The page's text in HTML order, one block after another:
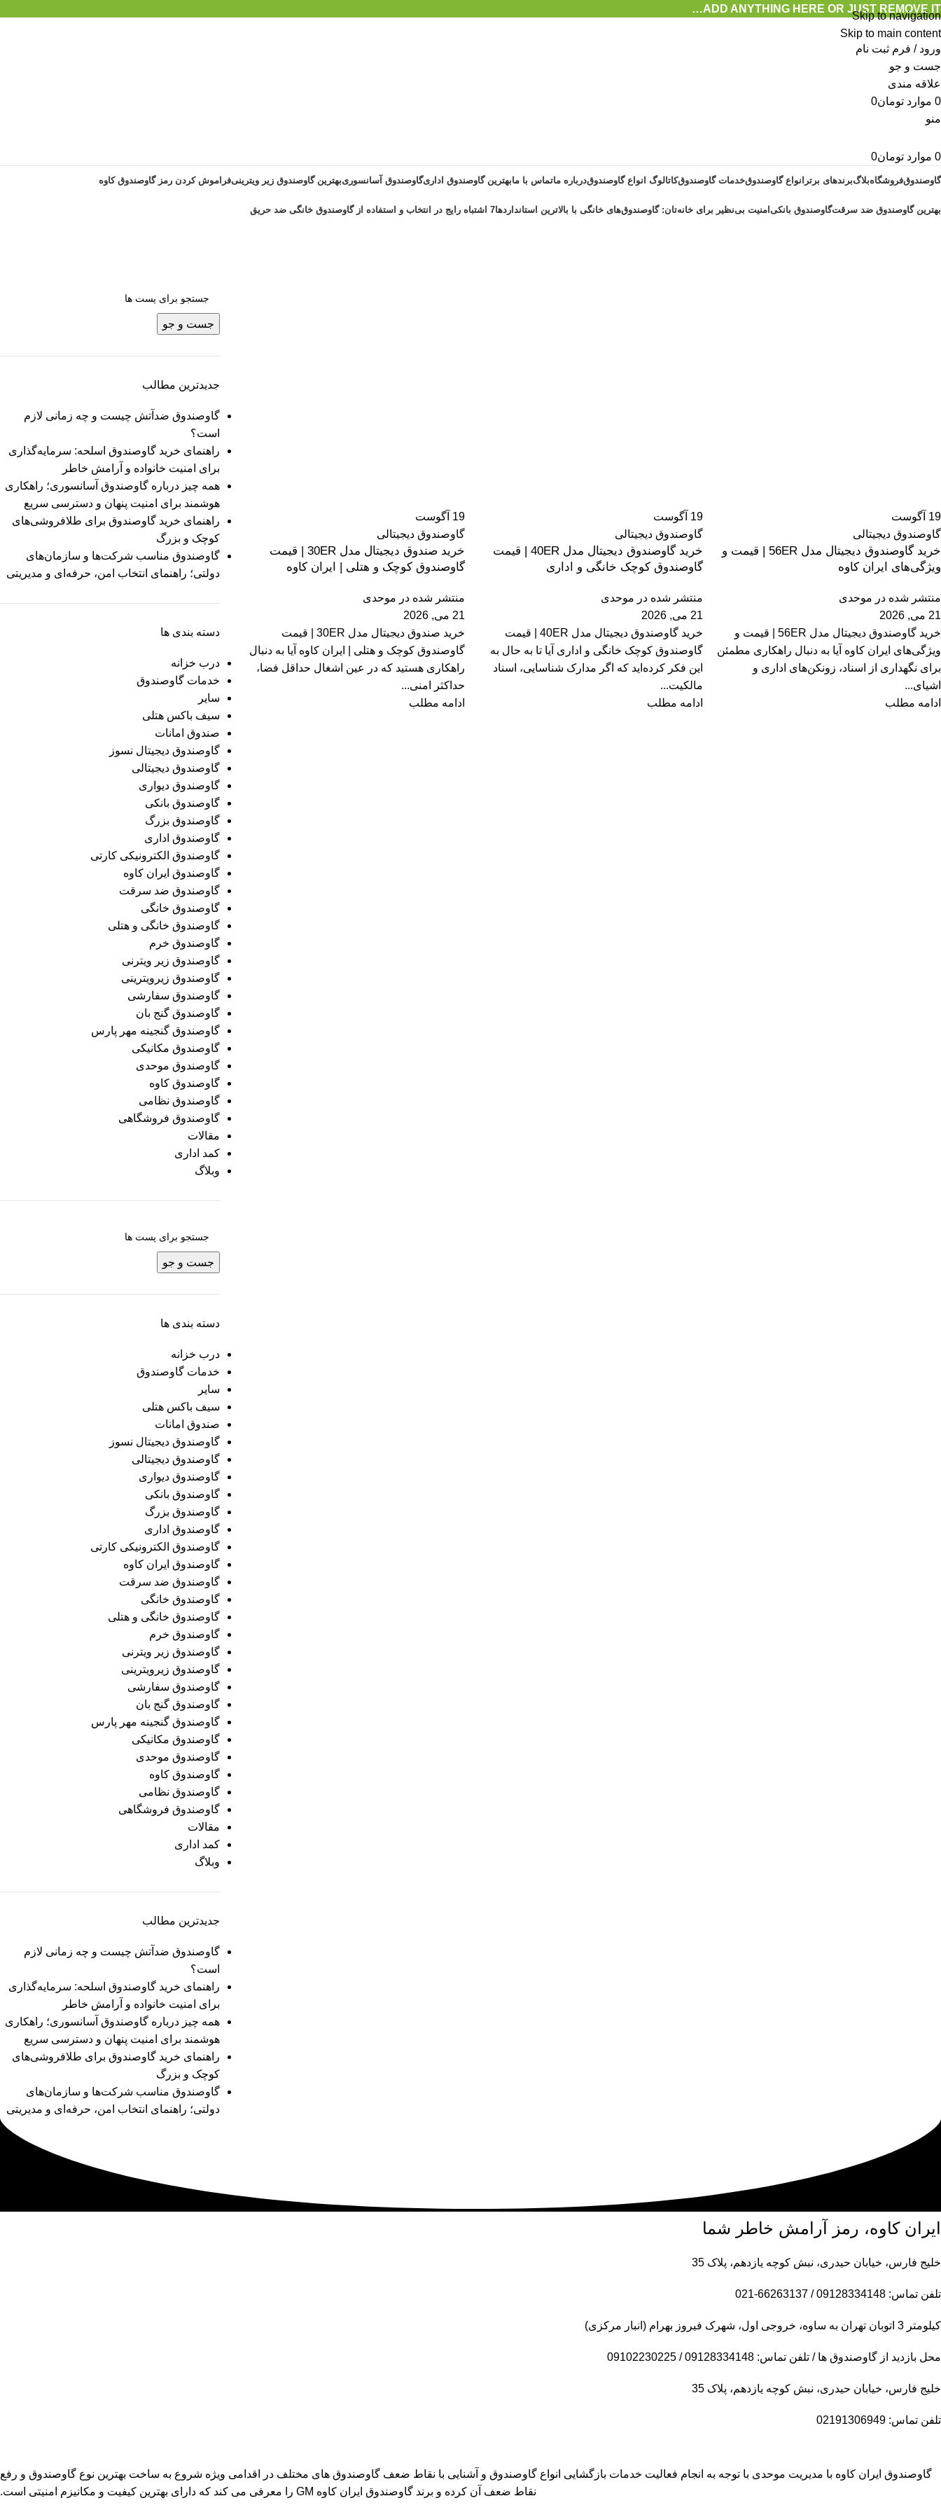
Skip to navigation
Skip to main content
ADD ANYTHING HERE OR JUST REMOVE IT…
ورود / فرم ثبت نام
جست و جو
علاقه مندی
0 موارد تومان0
منو
0 موارد تومان0
گاوصندوقفروشگاهبلاگبرندهای برتر انواع گاوصندوقخدمات گاوصندوقکاتالوگ انواع گاوصندوقدرباره ماتماس با مابهترین گاوصندوق اداریگاوصندوق آسانسوریبهترین گاوصندوق زیر ویترینیفراموش کردن رمز گاوصندوق کاوه
بهترین گاوصندوق ضد سرقتگاوصندوق بانکیامنیت بی‌نظیر برای خانه‌تان: گاوصندوق‌های خانگی با بالاترین استانداردها7 اشتباه رایج در انتخاب و استفاده از گاوصندوق خانگی ضد حریق
19 آگوست
گاوصندوق دیجیتالی
خرید گاوصندوق دیجیتال مدل 56ER | قیمت و
ویژگی‌های ایران کاوه
منتشر شده در موحدی
21 می, 2026
خرید گاوصندوق دیجیتال مدل 56ER | قیمت و
ویژگی‌های ایران کاوه آیا به دنبال راهکاری مطمئن
برای نگهداری از اسناد، زونکن‌های اداری و
اشیای...
ادامه مطلب
19 آگوست
گاوصندوق دیجیتالی
خرید گاوصندوق دیجیتال مدل 40ER | قیمت
گاوصندوق کوچک خانگی و اداری
منتشر شده در موحدی
21 می, 2026
خرید گاوصندوق دیجیتال مدل 40ER | قیمت
گاوصندوق کوچک خانگی و اداری آیا تا به حال به
این فکر کرده‌اید که اگر مدارک شناسایی، اسناد
مالکیت...
ادامه مطلب
19 آگوست
گاوصندوق دیجیتالی
خرید صندوق دیجیتال مدل 30ER | قیمت
گاوصندوق کوچک و هتلی | ایران کاوه
منتشر شده در موحدی
21 می, 2026
خرید صندوق دیجیتال مدل 30ER | قیمت
گاوصندوق کوچک و هتلی | ایران کاوه آیا به دنبال
راهکاری هستید که در عین اشغال حداقل فضا،
حداکثر امنی...
ادامه مطلب
جست و جو
جدیدترین مطالب
گاوصندوق ضدآتش چیست و چه زمانی لازم
است؟
راهنمای خرید گاوصندوق اسلحه: سرمایه‌گذاری
برای امنیت خانواده و آرامش خاطر
همه چیز درباره گاوصندوق آسانسوری؛ راهکاری
هوشمند برای امنیت پنهان و دسترسی سریع
راهنمای خرید گاوصندوق برای طلافروشی‌های
کوچک و بزرگ
گاوصندوق مناسب شرکت‌ها و سازمان‌های
دولتی؛ راهنمای انتخاب امن، حرفه‌ای و مدیریتی
دسته بندی ها
درب خزانه
خدمات گاوصندوق
سایر
سیف باکس هتلی
صندوق امانات
گاوصندوق دیجیتال نسوز
گاوصندوق دیجیتالی
گاوصندوق دیواری
گاوصندوق بانکی
گاوصندوق بزرگ
گاوصندوق اداری
گاوصندوق الکترونیکی کارتی
گاوصندوق ایران کاوه
گاوصندوق ضد سرقت
گاوصندوق خانگی
گاوصندوق خانگی و هتلی
گاوصندوق خرم
گاوصندوق زیر ویترنی
گاوصندوق زیرویترینی
گاوصندوق سفارشی
گاوصندوق گنج بان
گاوصندوق گنجینه مهر پارس
گاوصندوق مکانیکی
گاوصندوق موحدی
گاوصندوق کاوه
گاوصندوق نظامی
گاوصندوق فروشگاهی
مقالات
کمد اداری
وبلاگ
جست و جو
دسته بندی ها
درب خزانه
خدمات گاوصندوق
سایر
سیف باکس هتلی
صندوق امانات
گاوصندوق دیجیتال نسوز
گاوصندوق دیجیتالی
گاوصندوق دیواری
گاوصندوق بانکی
گاوصندوق بزرگ
گاوصندوق اداری
گاوصندوق الکترونیکی کارتی
گاوصندوق ایران کاوه
گاوصندوق ضد سرقت
گاوصندوق خانگی
گاوصندوق خانگی و هتلی
گاوصندوق خرم
گاوصندوق زیر ویترنی
گاوصندوق زیرویترینی
گاوصندوق سفارشی
گاوصندوق گنج بان
گاوصندوق گنجینه مهر پارس
گاوصندوق مکانیکی
گاوصندوق موحدی
گاوصندوق کاوه
گاوصندوق نظامی
گاوصندوق فروشگاهی
مقالات
کمد اداری
وبلاگ
جدیدترین مطالب
گاوصندوق ضدآتش چیست و چه زمانی لازم
است؟
راهنمای خرید گاوصندوق اسلحه: سرمایه‌گذاری
برای امنیت خانواده و آرامش خاطر
همه چیز درباره گاوصندوق آسانسوری؛ راهکاری
هوشمند برای امنیت پنهان و دسترسی سریع
راهنمای خرید گاوصندوق برای طلافروشی‌های
کوچک و بزرگ
گاوصندوق مناسب شرکت‌ها و سازمان‌های
دولتی؛ راهنمای انتخاب امن، حرفه‌ای و مدیریتی
ایران کاوه، رمز آرامش خاطر شما
خلیج فارس، خیابان حیدری، نبش کوچه یازدهم، پلاک 35
تلفن تماس: 09128334148 / 66263137-021
کیلومتر 3 اتوبان تهران به ساوه، خروجی اول، شهرک فیروز بهرام (انبار مرکزی)
محل بازدید از گاوصندوق ها / تلفن تماس: 09128334148 / 09102230225
خلیج فارس، خیابان حیدری، نبش کوچه یازدهم، پلاک 35
تلفن تماس: 02191306949
گاوصندوق ایران کاوه با مدیریت موحدی با توجه به انجام فعالیت خدمات بازگشایی انواع گاوصندوق و آشنایی با نقاط ضعف گاوصندوق های مختلف در اقدامی ویژه شروع به ساخت بهترین نوع گاوصندوق و رفع
نقاط ضعف آن کرده و برند گاوصندوق ایران کاوه GM را معرفی می کند که دارای بهترین کیفیت و مکانیزم امنیتی است.